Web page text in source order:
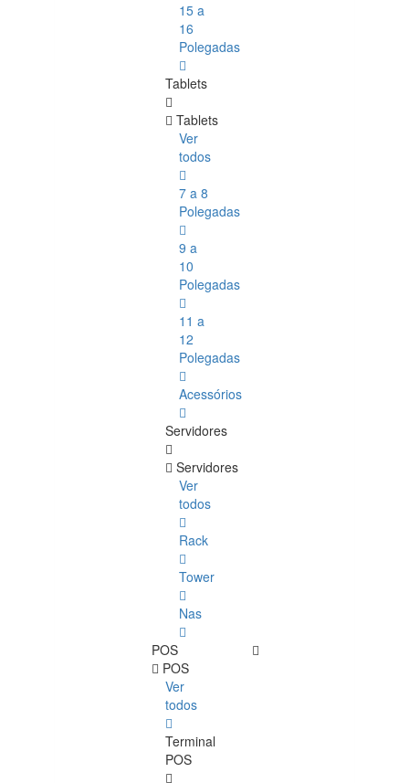
15 a
16
Polegadas
Tablets
Tablets
Ver
todos
7 a 8
Polegadas
9 a
10
Polegadas
11 a
12
Polegadas
Acessórios
Servidores
Servidores
Ver
todos
Rack
Tower
Nas
POS
POS
Ver
todos
Terminal
POS